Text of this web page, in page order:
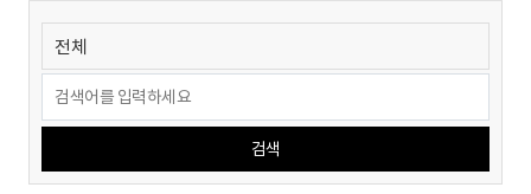
검색